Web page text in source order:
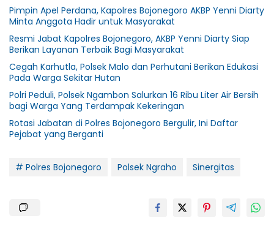
Pimpin Apel Perdana, Kapolres Bojonegoro AKBP Yenni Diarty
Minta Anggota Hadir untuk Masyarakat
Resmi Jabat Kapolres Bojonegoro, AKBP Yenni Diarty Siap
Berikan Layanan Terbaik Bagi Masyarakat
Cegah Karhutla, Polsek Malo dan Perhutani Berikan Edukasi
Pada Warga Sekitar Hutan
Polri Peduli, Polsek Ngambon Salurkan 16 Ribu Liter Air Bersih
bagi Warga Yang Terdampak Kekeringan
Rotasi Jabatan di Polres Bojonegoro Bergulir, Ini Daftar
Pejabat yang Berganti
# Polres Bojonegoro Polsek Ngraho Sinergitas